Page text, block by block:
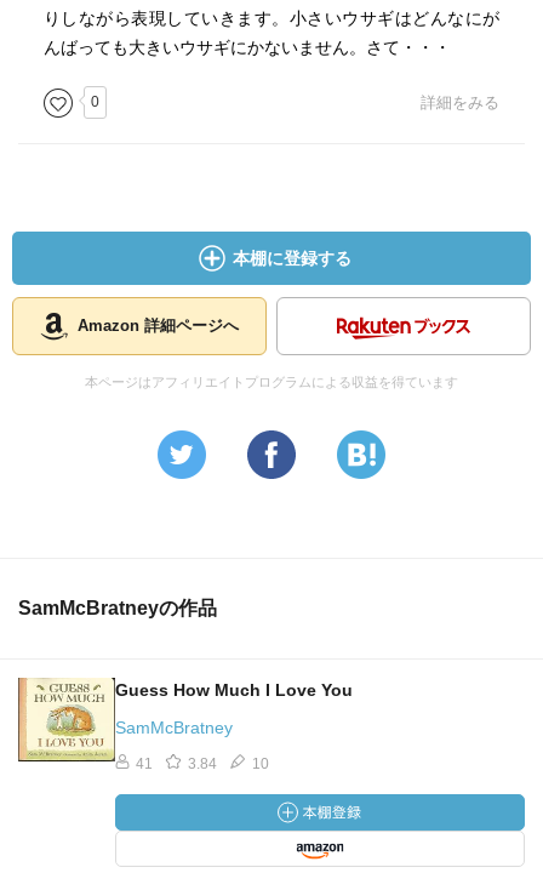
りしながら表現していきます。小さいウサギはどんなにが
んばっても大きいウサギにかないません。さて・・・
0 詳細をみる
本棚に登録する
Amazon 詳細ページへ
本ページはアフィリエイトプログラムによる収益を得ています
SamMcBratneyの作品
Guess How Much I Love You
SamMcBratney
41 3.84 10